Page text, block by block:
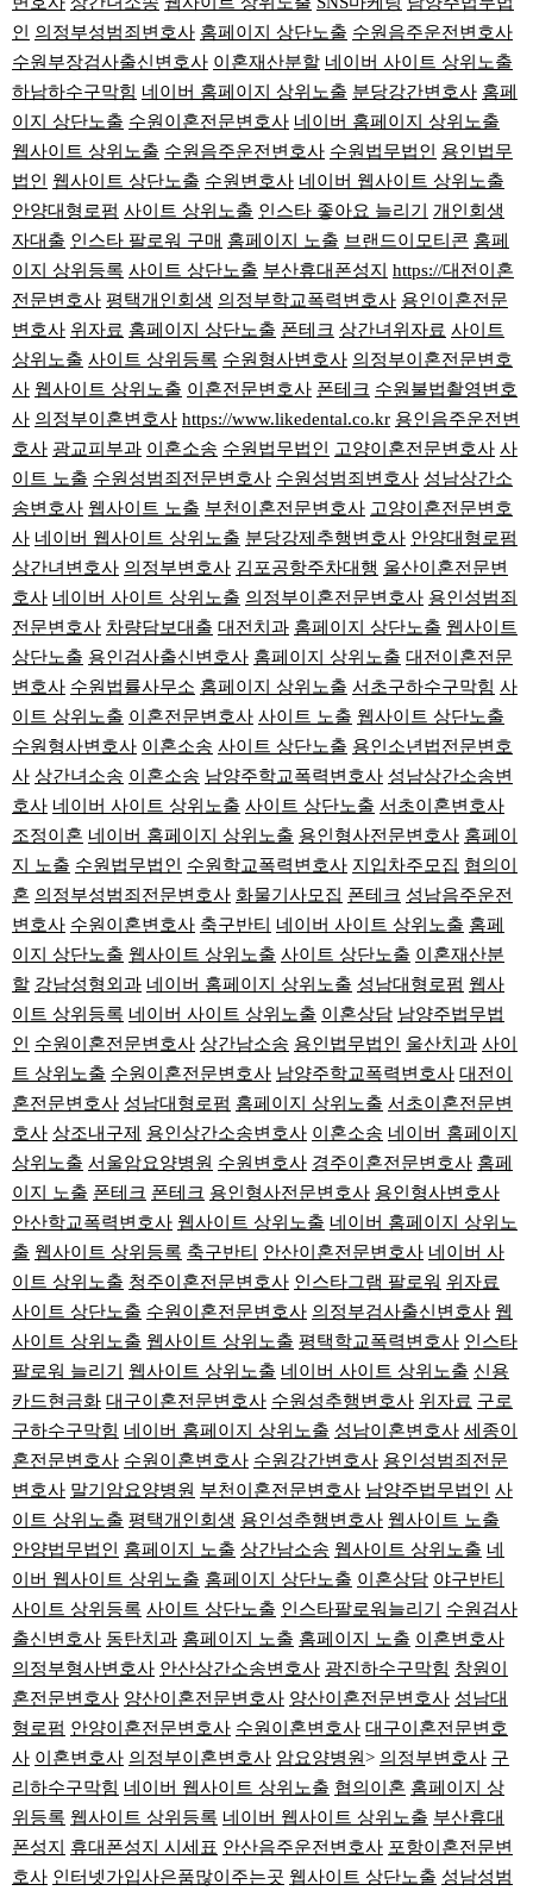
인
의정부성범죄변호사 홈페이지 상단노출 수원음주운전변호사
수원부장검사출신변호사 이혼재산분할 네이버 사이트 상위노출
하남하수구막힘 네이버 홈페이지 상위노출 분당강간변호사 홈페
이지 상단노출 수원이혼전문변호사 네이버 홈페이지 상위노출
웹사이트 상위노출 수원음주운전변호사 수원법무법인
용인법무
법인
웹사이트 상단노출 수원변호사 네이버 웹사이트 상위노출
안양대형로펌 사이트 상위노출 인스타 좋아요 늘리기
개인회생
자대출 인스타 팔로워 구매 홈페이지 노출 브랜드이모티콘 홈페
이지 상위등록 사이트 상단노출 부산휴대폰성지 https://대전이혼
전문변호사 평택개인회생 의정부학교폭력변호사 용인이혼전문
변호사 위자료 홈페이지 상단노출 폰테크 상간녀위자료 사이트
상위노출 사이트 상위등록 수원형사변호사 의정부이혼전문변호
사 웹사이트 상위노출 이혼전문변호사 폰테크 수원불법촬영변호
사 의정부이혼변호사 https://www.likedental.co.kr 용인음주운전변
호사 광교피부과 이혼소송 수원법무법인 고양이혼전문변호사 사
이트 노출 수원성범죄전문변호사 수원성범죄변호사 성남상간소
송변호사 웹사이트 노출 부천이혼전문변호사 고양이혼전문변호
사 네이버 웹사이트 상위노출 분당강제추행변호사 안양대형로펌
상간녀변호사 의정부변호사 김포공항주차대행 울산이혼전문변
호사 네이버 사이트 상위노출 의정부이혼전문변호사 용인성범죄
전문변호사 차량담보대출 대전치과 홈페이지 상단노출 웹사이트
상단노출 용인검사출신변호사 홈페이지 상위노출 대전이혼전문
변호사 수원법률사무소 홈페이지 상위노출 서초구하수구막힘 사
이트 상위노출 이혼전문변호사 사이트 노출 웹사이트 상단노출
수원형사변호사 이혼소송 사이트 상단노출 용인소년법전문변호
사 상간녀소송 이혼소송 남양주학교폭력변호사 성남상간소송변
호사 네이버 사이트 상위노출 사이트 상단노출 서초이혼변호사
조정이혼 네이버 홈페이지 상위노출 용인형사전문변호사 홈페이
지 노출 수원법무법인 수원학교폭력변호사 지입차주모집 협의이
혼 의정부성범죄전문변호사 화물기사모집 폰테크 성남음주운전
변호사 수원이혼변호사 축구반티 네이버 사이트 상위노출 홈페
이지 상단노출 웹사이트 상위노출 사이트 상단노출 이혼재산분
할 강남성형외과 네이버 홈페이지 상위노출 성남대형로펌 웹사
이트 상위등록 네이버 사이트 상위노출 이혼상담 남양주법무법
인
수원이혼전문변호사 상간남소송 용인법무법인 울산치과 사이
트 상위노출 수원이혼전문변호사 남양주학교폭력변호사 대전이
혼전문변호사 성남대형로펌 홈페이지 상위노출 서초이혼전문변
호사 상조내구제 용인상간소송변호사 이혼소송 네이버 홈페이지
상위노출 서울암요양병원 수원변호사 경주이혼전문변호사 홈페
이지 노출 폰테크 폰테크 용인형사전문변호사 용인형사변호사
안산학교폭력변호사 웹사이트 상위노출 네이버 홈페이지 상위노
출 웹사이트 상위등록 축구반티 안산이혼전문변호사 네이버 사
이트 상위노출 청주이혼전문변호사 인스타그램 팔로워 위자료
사이트 상단노출 수원이혼전문변호사 의정부검사출신변호사 웹
사이트 상위노출 웹사이트 상위노출 평택학교폭력변호사 인스타
팔로워 늘리기
웹사이트 상위노출 네이버 사이트 상위노출 신용
카드현금화 대구이혼전문변호사 수원성추행변호사 위자료 구로
구하수구막힘 네이버 홈페이지 상위노출 성남이혼변호사 세종이
혼전문변호사 수원이혼변호사 수원강간변호사 용인성범죄전문
변호사 말기암요양병원 부천이혼전문변호사 남양주법무법인
사
이트 상위노출 평택개인회생 용인성추행변호사 웹사이트 노출
안양법무법인
홈페이지 노출 상간남소송 웹사이트 상위노출 네
이버 웹사이트 상위노출 홈페이지 상단노출 이혼상담 야구반티
사이트 상위등록 사이트 상단노출 인스타팔로워늘리기
수원검사
출신변호사 동탄치과 홈페이지 노출 홈페이지 노출 이혼변호사
의정부형사변호사 안산상간소송변호사 광진하수구막힘 창원이
혼전문변호사 양산이혼전문변호사 양산이혼전문변호사 성남대
형로펌 안양이혼전문변호사 수원이혼변호사 대구이혼전문변호
사 이혼변호사 의정부이혼변호사 암요양병원> 의정부변호사 구
리하수구막힘 네이버 웹사이트 상위노출 협의이혼 홈페이지 상
위등록 웹사이트 상위등록 네이버 웹사이트 상위노출 부산휴대
폰성지
휴대폰성지 시세표 안산음주운전변호사 포항이혼전문변
호사 인터넷가입사은품많이주는곳 웹사이트 상단노출 성남성범